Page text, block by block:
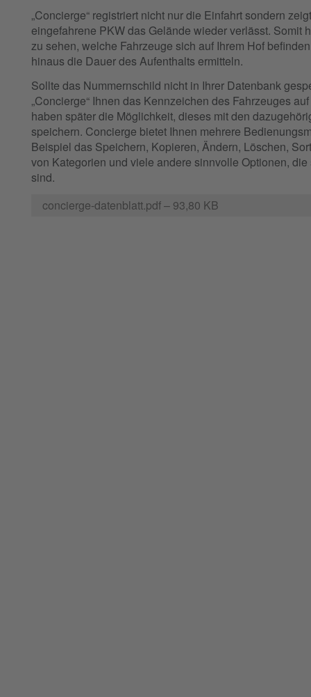
„Concierge“ registriert nicht nur die Einfahrt sondern
eingefahrene PKW das Gelände wieder verlässt. Somit
zu sehen, welche Fahrzeuge sich auf Ihrem Hof
hinaus die Dauer des Aufenthalts ermitteln.
Sollte das Nummernschild nicht in Ihrer Datenbank
„Concierge“ Ihnen das Kennzeichen des Fahrzeuges
haben später die Möglichkeit, dieses mit den
speichern. Concierge bietet Ihnen mehrere
Beispiel das Speichern, Kopieren, Ändern, Löschen,
von Kategorien und viele andere sinnvolle Optionen,
sind.
concierge-datenblatt.pdf– 93,80 KB